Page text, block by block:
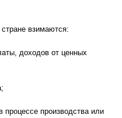
взимаются:
доходов от ценных
производства или